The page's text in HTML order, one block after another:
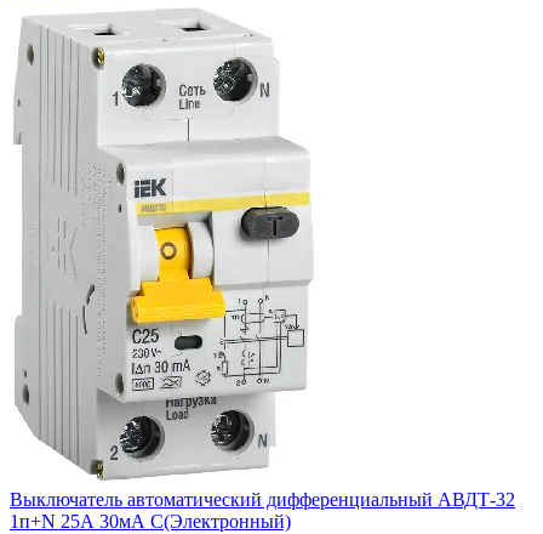
Выключатель автоматический дифференциальный АВДТ-32
1п+N 25А 30мА С(Электронный)